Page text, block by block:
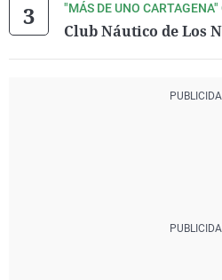
"MÁS DE UNO CARTAGENA"
Club Náutico de Los